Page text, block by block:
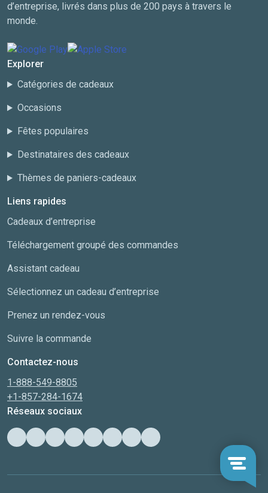
d’entreprise, livrés dans plus de 200 pays à travers le
monde.
Explorer
Catégories de cadeaux
Occasions
Fêtes populaires
Destinataires des cadeaux
Thèmes de paniers-cadeaux
Liens rapides
Cadeaux d’entreprise
Téléchargement groupé des commandes
Assistant cadeau
Sélectionnez un cadeau d’entreprise
Prenez un rendez-vous
Suivre la commande
Contactez-nous
1-888-549-8805
+1-857-284-1674
Réseaux sociaux